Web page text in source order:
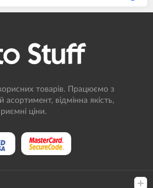
товарів. Працюємо з
відмінна якість,
ціни.